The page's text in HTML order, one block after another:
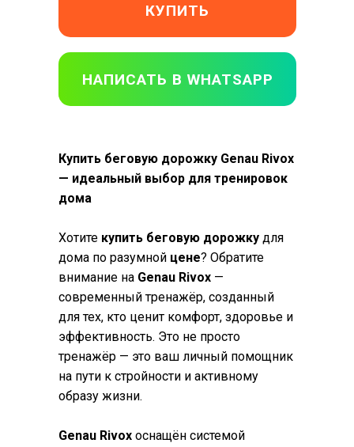
Купить беговую дорожку Genau Rivox
— идеальный выбор для тренировок
дома
Хотите купить беговую дорожку для
дома по разумной цене? Обратите
внимание на Genau Rivox —
современный тренажёр, созданный
для тех, кто ценит комфорт, здоровье и
эффективность. Это не просто
тренажёр — это ваш личный помощник
на пути к стройности и активному
образу жизни.
Genau Rivox оснащён системой
НАПИСАТЬ В WHATSAPP
КУПИТЬ